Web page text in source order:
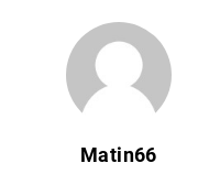
Matin66